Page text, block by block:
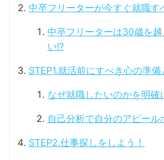
中卒フリーターが今すぐ就職す
中卒フリーターは30歳を
い!?
STEP1.就活前にすべき心の準備
なぜ就職したいのかを明確
自己分析で自分のアピール
STEP2.仕事探しをしよう！